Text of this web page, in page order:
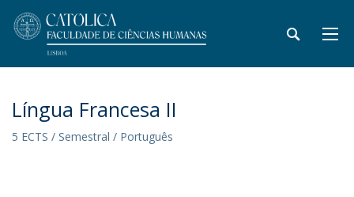
Língua Francesa II
5 ECTS / Semestral / Português